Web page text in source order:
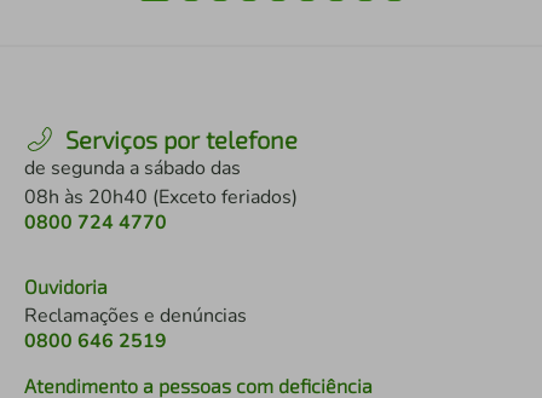
Serviços por telefone
de segunda a sábado das
08h às 20h40 (Exceto feriados)
0800 724 4770
Ouvidoria
Reclamações e denúncias
0800 646 2519
Atendimento a pessoas com deficiência